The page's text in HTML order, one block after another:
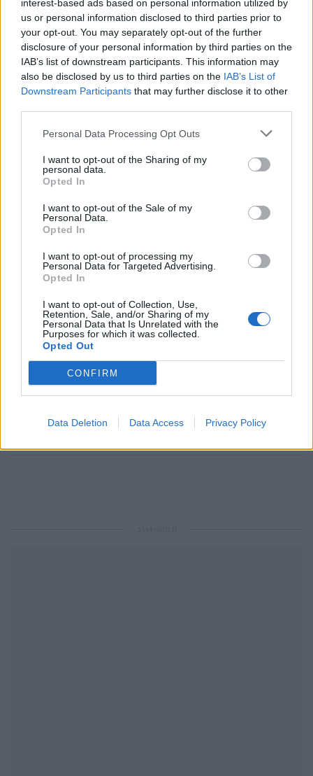
interest-based ads based on personal information utilized by
us or personal information disclosed to third parties prior to
your opt-out. You may separately opt-out of the further
disclosure of your personal information by third parties on the
IAB’s list of downstream participants. This information may
also be disclosed by us to third parties on the IAB’s List of
Downstream Participants that may further disclose it to other
Personal Data Processing Opt Outs
I want to opt-out of the Sharing of my
personal data.
Opted In
I want to opt-out of the Sale of my
Personal Data.
Opted In
I want to opt-out of processing my
Personal Data for Targeted Advertising.
Opted In
I want to opt-out of Collection, Use,
Retention, Sale, and/or Sharing of my
Personal Data that Is Unrelated with the
Purposes for which it was collected.
Opted Out
CONFIRM
Data Deletion Data Access Privacy Policy
ΔΙΑΦΗΜΙΣΗ
Ακολουθήστε το Pink.gr στο
μάθετε πρώτοιτα πιο hot νέα.
Ακολουθήστε το Pink.gr και στο Instagram